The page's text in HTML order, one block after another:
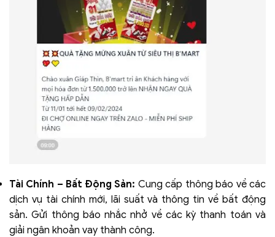
Tài Chính – Bất Động Sản: Cung cấp thông báo về các
dịch vụ tài chính mới, lãi suất và thông tin về bất động
sản. Gửi thông báo nhắc nhở về các kỳ thanh toán và
giải ngân khoản vay thành công.